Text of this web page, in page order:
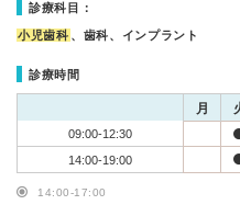
診療科目：
小児歯科 、歯科、インプラント
診療時間
月
09:00-12:30
14:00-19:00
14:00-17:00